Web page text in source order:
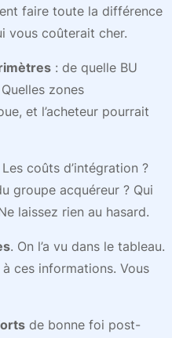
faire toute la différence
vous coûterait cher.
: de quelle BU
zones
et l’acheteur pourrait
Les coûts d’intégration ?
groupe acquéreur ? Qui
laissez rien au hasard.
. On l’a vu dans le tableau.
à ces informations. Vous
de bonne foi post-